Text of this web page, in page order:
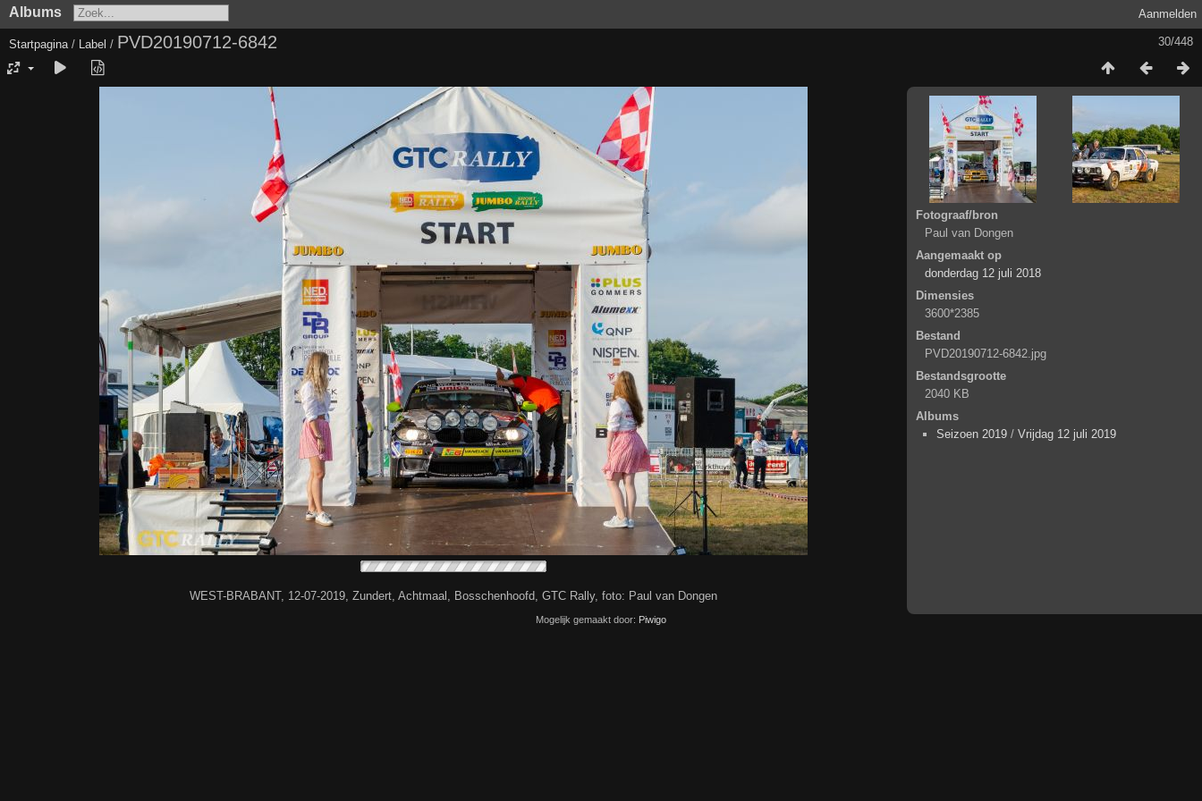
Albums Aanmelden
30/448
Startpagina/ Label / PVD20190712-6842
WEST-BRABANT, 12-07-2019, Zundert, Achtmaal, Bosschenhoofd, GTC Rally, foto: Paul van Dongen
Fotograaf/bron
Paul van Dongen
Aangemaakt op
donderdag 12 juli 2018
Dimensies
3600*2385
Bestand
PVD20190712-6842.jpg
Bestandsgrootte
2040 KB
Albums
Seizoen 2019 / Vrijdag 12 juli 2019
Mogelijk gemaakt door: Piwigo